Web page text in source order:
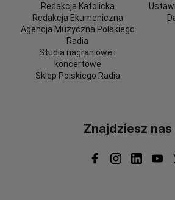
Redakcja Katolicka
Redakcja Ekumeniczna
Agencja Muzyczna Polskiego
Radia
Studia nagraniowe i
koncertowe
Sklep Polskiego Radia
Znajdziesz nas